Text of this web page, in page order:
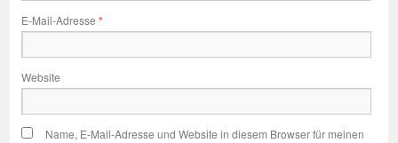
E-Mail-Adresse *
Website
Name, E-Mail-Adresse und Website in diesem Browser für meinen